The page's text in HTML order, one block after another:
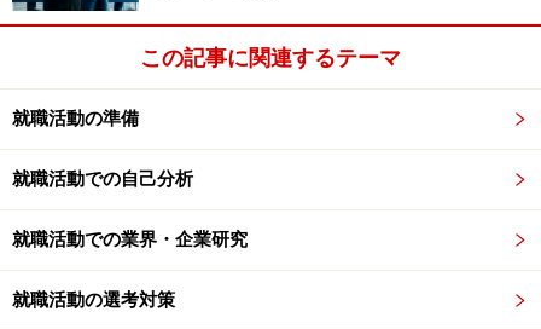
ど、曖昧でも構わないので、とにかく書こう。大切なの
は、君の脳の中から、言葉を搾り出すことだ。とにかく
枠外に書いてもいい。以下は、私の大学時代の例だ。参
考まで。
次に、書いた言葉を眺めてみて、要するに自分はどんな
この記事に関連するテーマ
就職活動の準備
就職活動での自己分析
就職活動での業界・企業研究
就職活動の選考対策